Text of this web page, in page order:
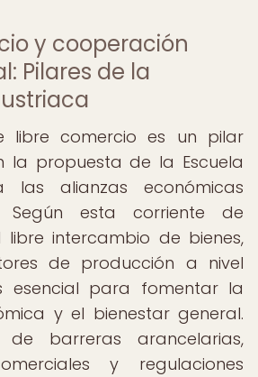
y cooperación
Pilares de la
libre comercio es un pilar
la propuesta de la Escuela
las alianzas económicas
Según esta corriente de
libre intercambio de bienes,
de producción a nivel
esencial para fomentar la
y el bienestar general.
de barreras arancelarias,
y regulaciones